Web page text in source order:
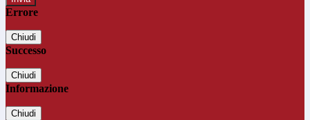
Errore
Chiudi
Successo
Chiudi
Informazione
Chiudi